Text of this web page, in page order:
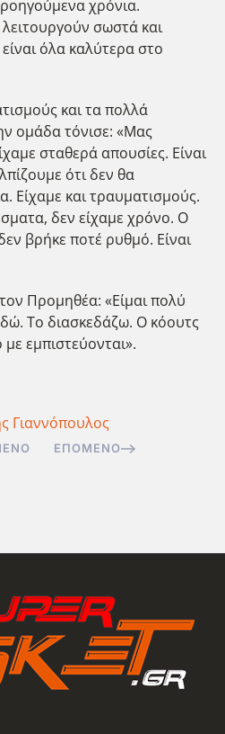
χρόνια.
σωστά και
όλα καλύτερα στο
και τα πολλά
ομάδα τόνισε: «Μας
σταθερά απουσίες. Είναι
ότι δεν θα
Είχαμε και τραυματισμούς.
δεν είχαμε χρόνο. Ο
βρήκε ποτέ ρυθμό. Είναι
Προμηθέα: «Είμαι πολύ
Το διασκεδάζω. Ο κόουτς
εμπιστεύονται».
Γιαννόπουλος
ΕΠΌΜΕΝΟ